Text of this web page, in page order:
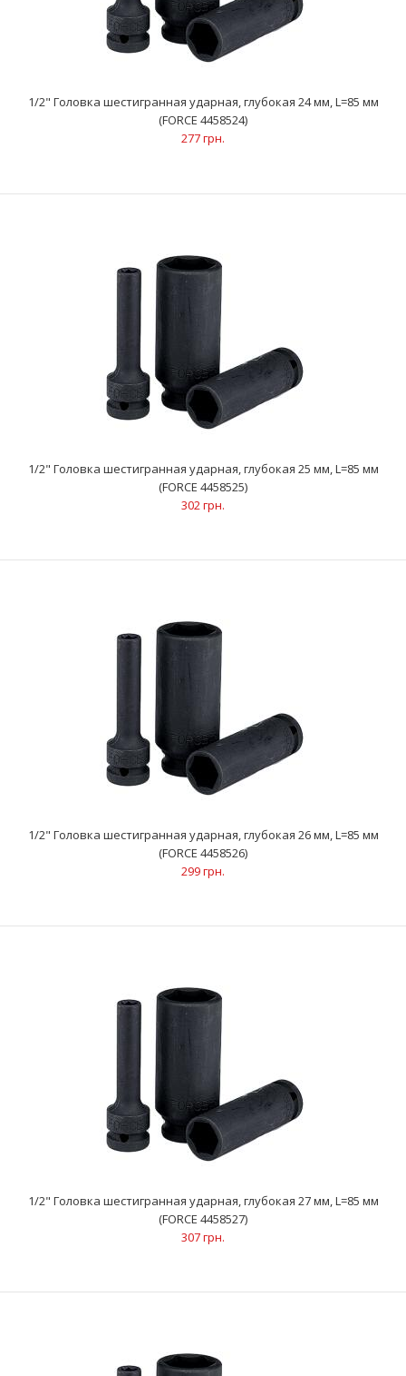
1/2" Головка шестигранная ударная, глубокая 24 мм, L=85 мм
(FORCE 4458524)
277 грн.
..
1/2" Головка шестигранная ударная, глубокая 25 мм, L=85 мм
302 грн.
1/2" Головка шестигранная ударная, глубокая 26 мм, L=85 мм
1/2" Головка шестигранная ударная, глубокая 24 мм, L=85 мм
(FORCE 4458524)
277 грн.
1/2" Головка шестигранная ударная, глубокая 25 мм, L=85 мм
(FORCE 4458525)
302 грн.
1/2" Головка шестигранная ударная, глубокая 26 мм, L=85 мм
(FORCE 4458526)
299 грн.
1/2" Головка шестигранная ударная, глубокая 27 мм, L=85 мм
(FORCE 4458527)
307 грн.